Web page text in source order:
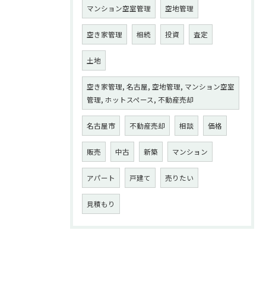
マンション空室管理 空地管理
空き家管理 相続 投資 査定
土地
空き家管理, 名古屋, 空地管理, マンション空室
管理, ホットスペース, 不動産売却
名古屋市 不動産売却 相談 価格
販売 中古 新築 マンション
アパート 戸建て 売りたい
見積もり